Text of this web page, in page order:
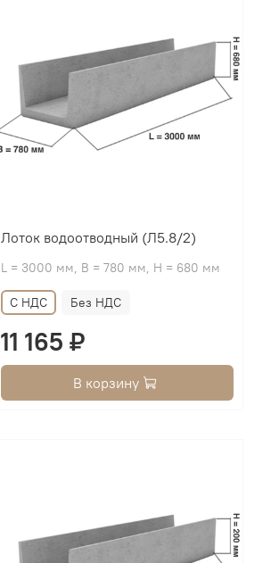
Лоток водоотводный (Л5.8/2)
L = 3000 мм, B = 780 мм, H = 680 мм
С НДС Без НДС
11 165 ₽
В корзину